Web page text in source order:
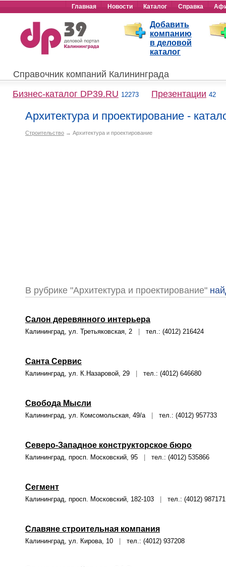
Главная Новости Каталог Справка
Добавить
компанию
в деловой
каталог
Справочник компаний Калининграда
Бизнес-каталог DP39.RU 12273 Презентации 42
Архитектура и проектирование -
Строительство → Архитектура и проектирование
В рубрике "Архитектура и проектирование"
Салон деревянного интерьера
Калининград, ул. Третьяковская, 2 тел.: (4012) 216424
Санта Сервис
Калининград, ул. К.Назаровой, 29 тел.: (4012) 646680
Свобода Мысли
Калининград, ул. Комсомольская, 49/а тел.: (4012) 957733
Северо-Западное конструкторское бюро
Калининград, просп. Московский, 95 тел.: (4012) 535866
Сегмент
Калининград, просп. Московский, 182-103 тел.: (4012) 987171
Славяне строительная компания
Калининград, ул. Кирова, 10 тел.: (4012) 937208